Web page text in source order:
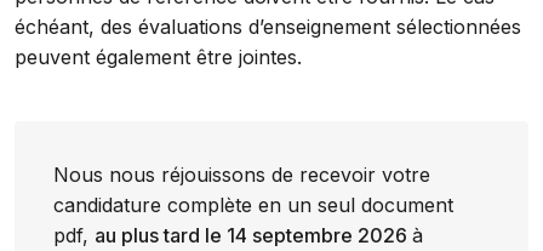
échéant, des évaluations d’enseignement sélectionnées
peuvent également être jointes.
Nous nous réjouissons de recevoir votre
candidature complète en un seul document
pdf, au plus tard le 14 septembre 2026 à